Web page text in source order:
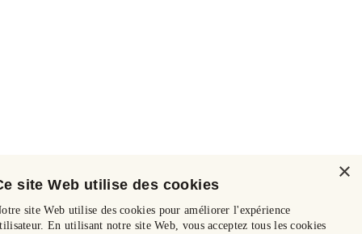
×
site Web utilise des cookies
site Web utilise des cookies pour améliorer l'expérience
En utilisant notre site Web, vous acceptez tous les cookies